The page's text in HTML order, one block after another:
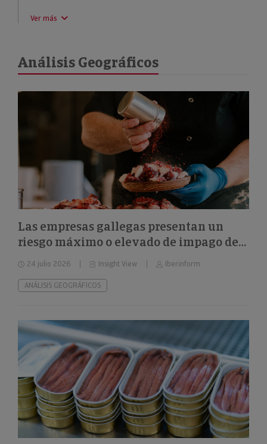
Ver más
Análisis Geográficos
Las empresas gallegas presentan un
riesgo máximo o elevado de impago del
24%
24 julio 2026 Insight View Iberinform
ANÁLISIS GEOGRÁFICOS